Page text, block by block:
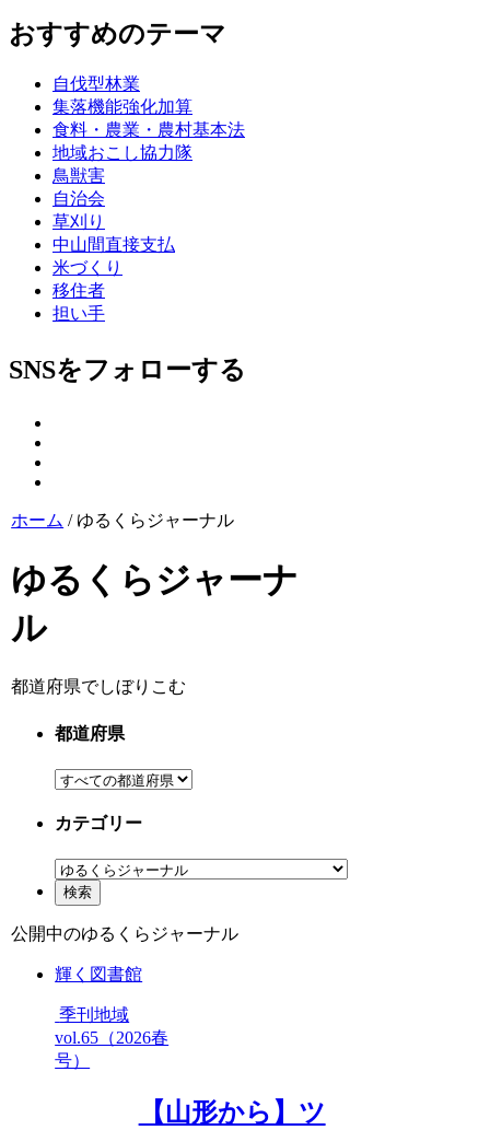
おすすめのテーマ
自伐型林業
集落機能強化加算
食料・農業・農村基本法
地域おこし協力隊
鳥獣害
自治会
草刈り
中山間直接支払
米づくり
移住者
担い手
SNSをフォローする
ホーム /ゆるくらジャーナル
ゆるくらジャーナ
ル
都道府県でしぼりこむ
都道府県
カテゴリー
公開中のゆるくらジャーナル
輝く図書館
季刊地域
vol.65（2026春
号）
【山形から】ツ